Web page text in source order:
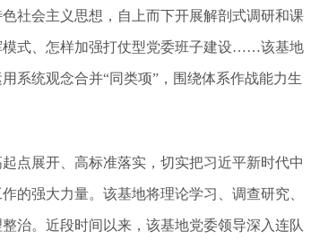
会主义思想，自上而下开展解剖式调研和课
模式、怎样加强打仗型党委班子建设……该基地
系统观念合并“同类项”，围绕体系作战能力生
展开、高标准落实，切实把习近平新时代中
的强大力量。该基地将理论学习、调查研究、
治。近段时间以来，该基地党委领导深入连队